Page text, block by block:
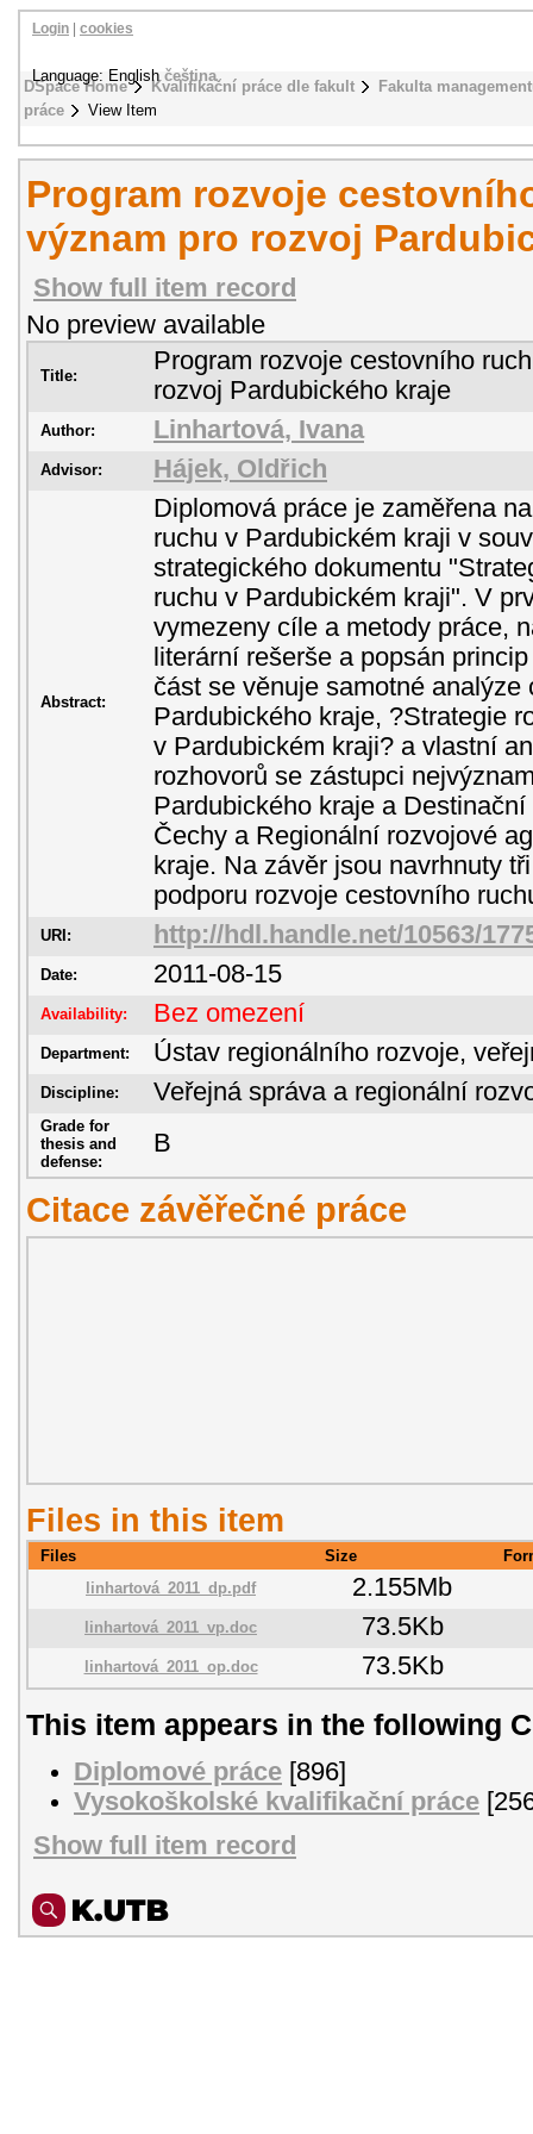
DSpace Home Kvalifikační práce dle fakult
Fakulta
práce
View Item
Login cookies
Language: Englishčeština
Program rozvoje
význam pro rozvoj
Show full item record
No preview available
Title:
Program rozvoje cestovního
rozvoj Pardubického kraje
Author: Linhartová, Ivana
Advisor: Hájek, Oldřich
Abstract:
Diplomová práce je zaměřena
ruchu v Pardubickém kraji v
strategického dokumentu
ruchu v Pardubickém kraji". V
vymezeny cíle a metody práce,
literární rešerše a popsán
část se věnuje samotné analýze
Pardubického kraje, ?Strategie
v Pardubickém kraji? a vlastní
rozhovorů se zástupci
Pardubického kraje a
Čechy a Regionální rozvojové
kraje. Na závěr jsou navrhnuty
podporu rozvoje cestovního
URI: http://hdl.handle.net/10563/
Date: 2011-08-15
Availability: Bez omezení
Department: Ústav regionálního rozvoje,
Discipline: Veřejná správa a regionální
Grade for
thesis and
defense:
B
Citace závěřečné práce
Files in this item
Files Size
linhartová_2011_dp.pdf
2.155Mb
linhartová_2011_vp.doc 73.5Kb
linhartová_2011_op.doc 73.5Kb
This item appears in the following
Diplomové práce [896]
Vysokoškolské kvalifikační práce
Show full item record